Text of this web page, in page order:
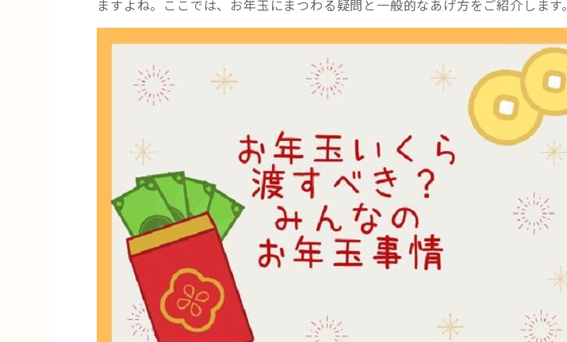
ますよね。ここでは、お年玉にまつわる疑問と一般的なあげ方をご紹介します。